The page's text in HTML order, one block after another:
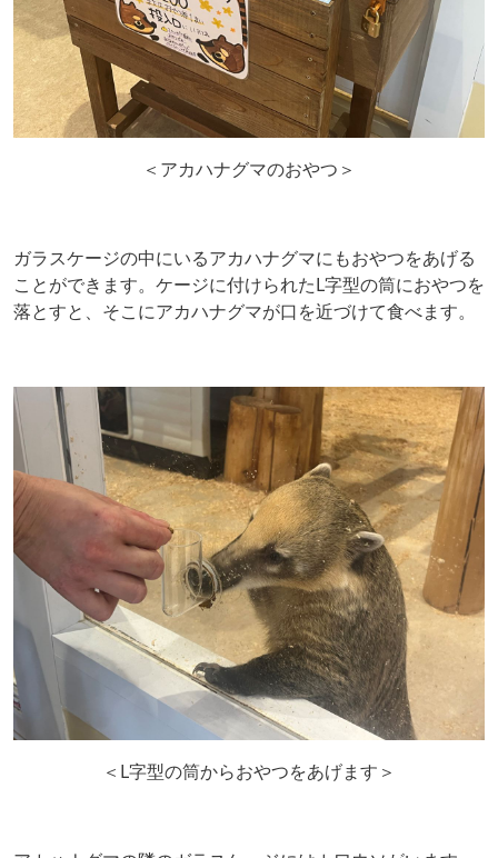
＜アカハナグマのおやつ＞
ガラスケージの中にいるアカハナグマにもおやつをあげる
ことができます。ケージに付けられたL字型の筒におやつを
落とすと、そこにアカハナグマが口を近づけて食べます。
＜L字型の筒からおやつをあげます＞